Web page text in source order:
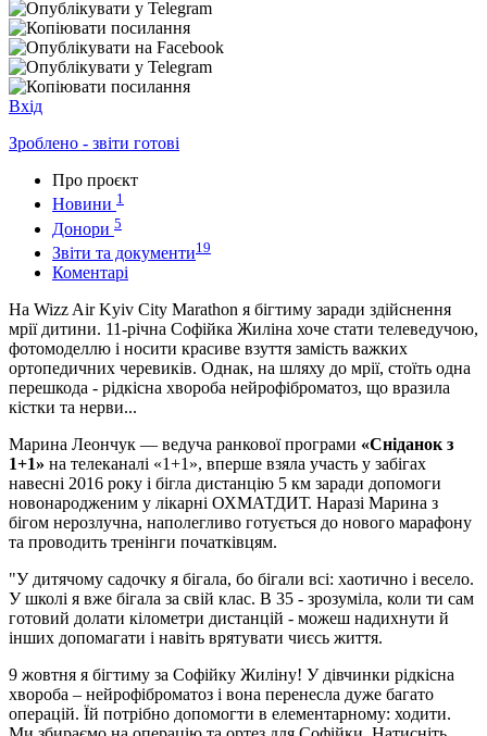
Вхід
Зроблено - звіти готові
Про проєкт
Новини 1
Донори 5
Звіти та документи19
Коментарі
На Wizz Air Kyiv City Marathon я бігтиму заради здійснення
мрії дитини. 11-річна Софійка Жиліна хоче стати телеведучою,
фотомоделлю і носити красиве взуття замість важких
ортопедичних черевиків. Однак, на шляху до мрії, стоїть одна
перешкода - рідкісна хвороба нейрофіброматоз, що вразила
кістки та нерви...
Марина Леончук — ведуча ранкової програми «Сніданок з
1+1» на телеканалі «1+1», вперше взяла участь у забігах
навесні 2016 року і бігла дистанцію 5 км заради допомоги
новонародженим у лікарні ОХМАТДИТ. Наразі Марина з
бігом нерозлучна, наполегливо готується до нового марафону
та проводить тренінги початківцям.
"У дитячому садочку я бігала, бо бігали всі: хаотично і весело.
У школі я вже бігала за свій клас. В 35 - зрозуміла, коли ти сам
готовий долати кілометри дистанцій - можеш надихнути й
інших допомагати і навіть врятувати чиєсь життя.
9 жовтня я бігтиму за Софійку Жиліну! У дівчинки рідкісна
хвороба – нейрофіброматоз і вона перенесла дуже багато
операцій. Їй потрібно допомогти в елементарному: ходити.